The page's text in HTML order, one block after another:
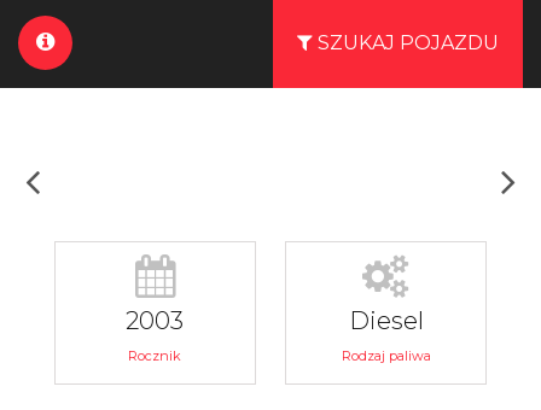
SZUKAJ POJAZDU
2003
Rocznik
Diesel
Rodzaj paliwa